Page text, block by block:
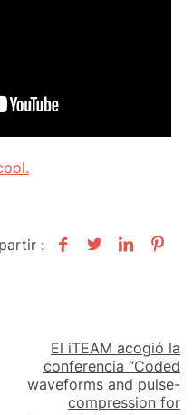
:
El iTEAM acogió la
conferencia “Coded
waveforms and pulse-
compression for